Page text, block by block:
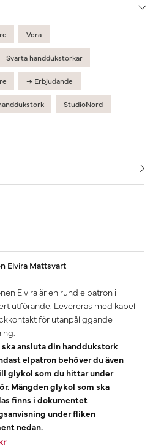
Vera
Svarta handdukstorkar
➜ Erbjudande
StudioNord
Elvira Mattsvart
Elvira är en rund elpatron i
utförande. Levereras med kabel
för utanpåliggande
ansluta din handdukstork
elpatron behöver du även
glykol som du hittar under
Mängden glykol som ska
finns i dokumentet
under fliken
nedan.